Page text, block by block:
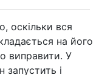
оскільки вся
на його
виправити. У
запустить і